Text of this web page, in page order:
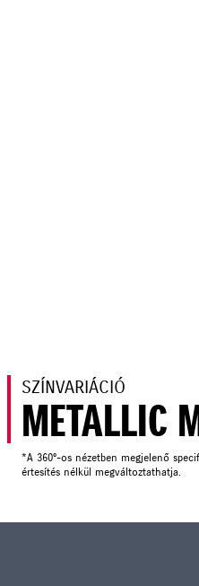
SZÍNVARIÁCIÓ
METALLIC
*A 360°-os nézetben megjelenő
értesítés nélkül megváltoztathatja.